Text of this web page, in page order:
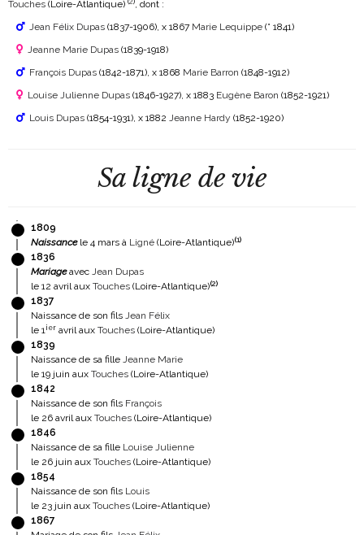
Touches (Loire-Atlantique)
, dont :
Jean Félix Dupas (1837-1906), x 1867 Marie Lequippe (° 1841)
Jeanne Marie Dupas (1839-1918)
François Dupas (1842-1871), x 1868 Marie Barron (1848-1912)
Louise Julienne Dupas (1846-1927), x 1883 Eugène Baron (1852-1921)
Louis Dupas (1854-1931), x 1882 Jeanne Hardy (1852-1920)
Sa ligne de vie
1809
Naissancele 4 mars à Ligné (Loire-Atlantique)(1)
1836
Mariageavec Jean Dupas
le 12 avril aux Touches (Loire-Atlantique)(2)
1837
Naissance de son fils Jean Félix
le 1ier avril aux Touches (Loire-Atlantique)
1839
Naissance de sa fille Jeanne Marie
le 19 juin aux Touches (Loire-Atlantique)
1842
Naissance de son fils François
le 26 avril aux Touches (Loire-Atlantique)
1846
Naissance de sa fille Louise Julienne
le 26 juin aux Touches (Loire-Atlantique)
1854
Naissance de son fils Louis
le 23 juin aux Touches (Loire-Atlantique)
1867